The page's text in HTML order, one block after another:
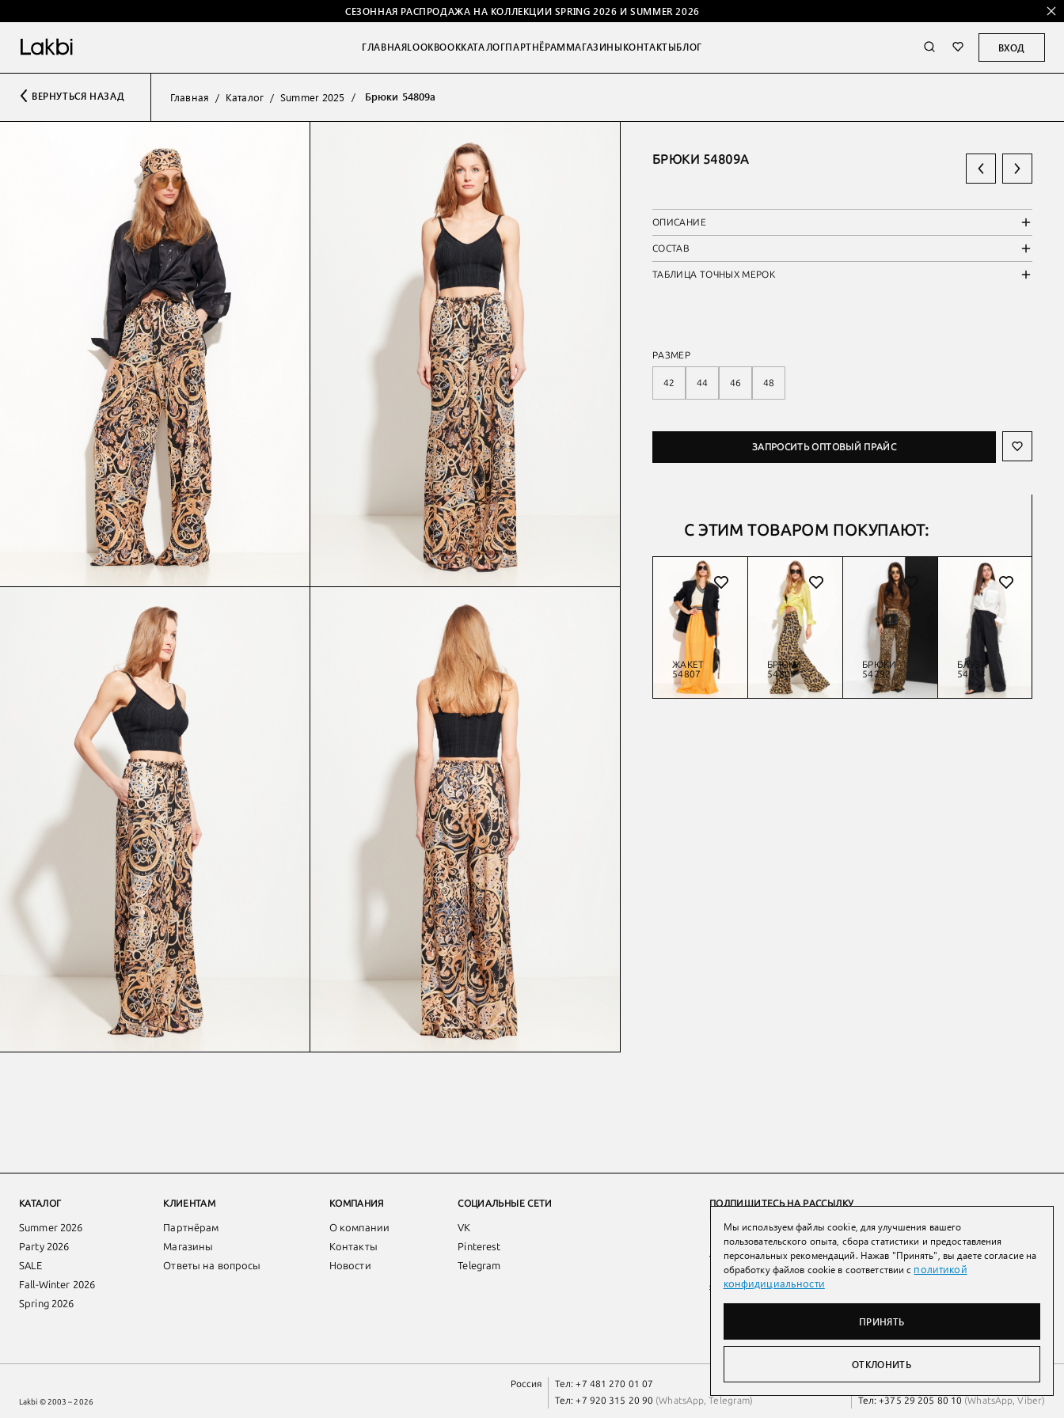
СЕЗОННАЯ РАСПРОДАЖА НА КОЛЛЕКЦИИ SPRING 2026 И SUMMER 2026
ГЛАВНАЯLOOKBOOKКАТАЛОГПАРТНЁРАММАГАЗИНЫКОНТАКТЫБЛОГ ВХОД
ВЕРНУТЬСЯ НАЗАД Главная Каталог Summer 2025 Брюки 54809а
БРЮКИ 54809А
ОПИСАНИЕ
СОСТАВ
ТАБЛИЦА ТОЧНЫХ МЕРОК
РАЗМЕР
42 44 46 48
ЗАПРОСИТЬ ОПТОВЫЙ ПРАЙС
С ЭТИМ ТОВАРОМ ПОКУПАЮТ:
ЖАКЕТ
54114
ЖАКЕТ
54807
БРЮКИ
54809
БРЮКИ
54292
БЛУЗА
54914
КАТАЛОГ
Summer 2026
Party 2026
SALE
Fall-Winter 2026
Spring 2026
КЛИЕНТАМ
Партнёрам
Магазины
Ответы на вопросы
КОМПАНИЯ
О компании
Контакты
Новости
СОЦИАЛЬНЫЕ СЕТИ
VK
Pinterest
Telegram
ПОДПИШИТЕСЬ НА РАССЫЛКУ
ПОДПИСАТЬСЯ
Нажимая на кнопку вы соглашаетесь сполитикой конфиденциальности и
обработки персональных данных
Lakbi © 2003 – 2026
Россия Тел:+7 481 270 01 07
Тел:+7 920 315 20 90 (WhatsApp,Telegram)
Беларусь Тел:+7 993 398 36 60(WhatsApp)
Тел:+375 29 205 80 10 (WhatsApp, Viber)
Мы используем файлы cookie, для улучшения вашего
пользовательского опыта, сбора статистики и предоставления
персональных рекомендаций. Нажав "Принять", вы даете согласие на
обработку файлов cookie в соответствии с политикой
конфидициальности
ПРИНЯТЬ
ОТКЛОНИТЬ